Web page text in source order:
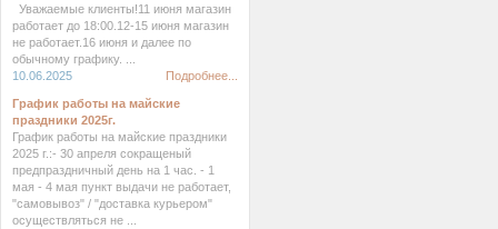
Уважаемые клиенты!11 июня магазин
работает до 18:00.12-15 июня магазин
не работает.16 июня и далее по
обычному графику. ...
10.06.2025
Подробнее...
График работы на майские
праздники 2025г.
График работы на майские праздники
2025 г.:- 30 апреля сокращеный
предпраздничный день на 1 час. - 1
мая - 4 мая пункт выдачи не работает,
"самовывоз" / "доставка курьером"
осуществляться не ...